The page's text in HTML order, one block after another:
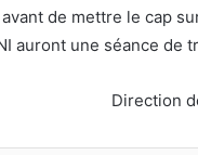
de mettre le cap
auront une séance de
Direction